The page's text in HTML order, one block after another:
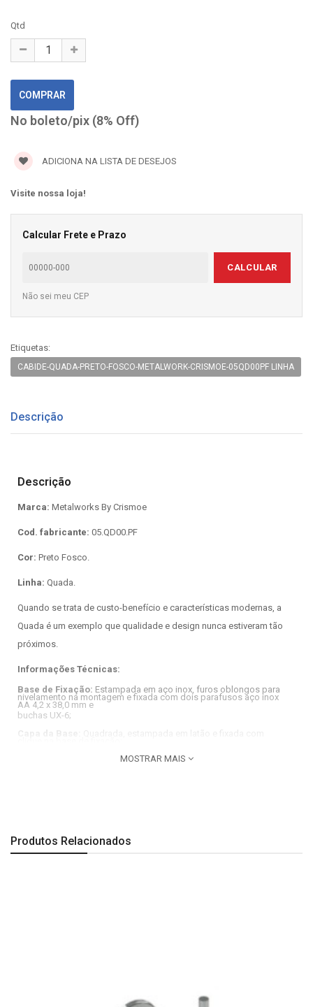
Qtd
No boleto/pix (8% Off)
ADICIONA NA LISTA DE DESEJOS
Visite nossa loja!
Calcular Frete e Prazo
CALCULAR
Não sei meu CEP
Etiquetas:
CABIDE-QUADA-PRETO-FOSCO-METALWORK-CRISMOE-05QD00PF LINHA
Descrição
Descrição
Marca: Metalworks By Crismoe
Cod. fabricante: 05.QD00.PF
Cor: Preto Fosco.
Linha: Quada.
Quando se trata de custo-benefício e características modernas, a
Quada é um exemplo que qualidade e design nunca estiveram tão
próximos.
Informações Técnicas:
Base de Fixação: Estampada em aço inox, furos oblongos para
nivelamento na montagem e fixada com dois parafusos aço inox
AA 4,2 x 38,0 mm e
buchas UX-6;
A segunda imagem é especificação técnica do produto.
MOSTRAR MAIS
Produtos Relacionados